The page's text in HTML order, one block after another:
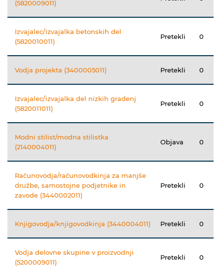
(5820009011)
Izvajalec/izvajalka betonskih del
(5820010011)
Pretekli 0
Vodja projekta (3400005011) Pretekli 0
Izvajalec/izvajalka del nizkih gradenj
(5820011011)
Pretekli 0
Modni stilist/modna stilistka
(2140004011)
Objava 0
Računovodja/računovodkinja za manjše
družbe, samostojne podjetnike in
zavode (3440002011)
Pretekli 0
Knjigovodja/knjigovodkinja (3440004011) Pretekli 0
Vodja delovne skupine v proizvodnji
(5200009011)
Pretekli 0